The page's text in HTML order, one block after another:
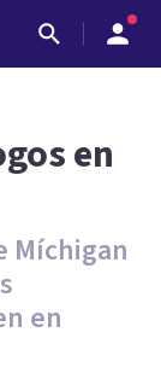
en
Míchigan
en